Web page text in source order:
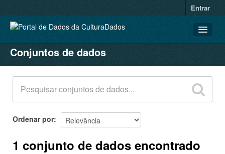
Entrar
CONJUNTOS DE DADOS
ORGANIZAÇÕES
GRUPOS
SOBRE
Conjuntos de dados
Ordenar por
1 conjunto de dados encontrado